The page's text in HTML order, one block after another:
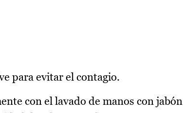
para evitar el contagio.
con el lavado de manos con jabón